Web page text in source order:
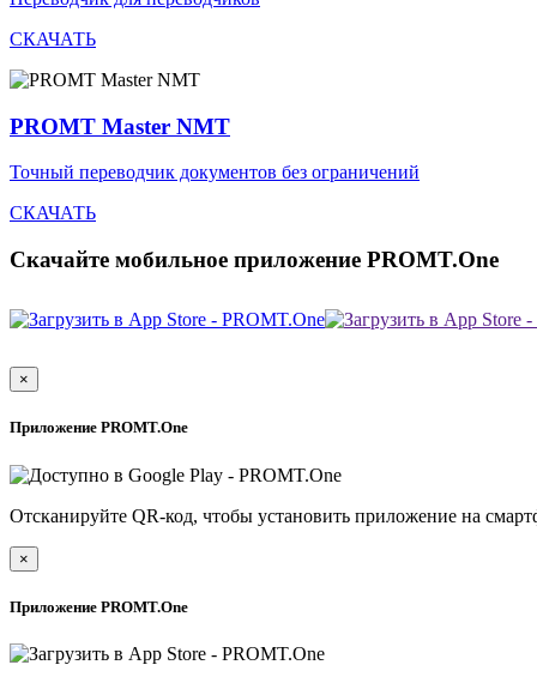
СКАЧАТЬ
PROMT Master NMT
Точный переводчик документов без ограничений
СКАЧАТЬ
Скачайте мобильное приложение PROMT.One
×
Приложение PROMT.One
Отсканируйте QR-код, чтобы установить приложение на
×
Приложение PROMT.One